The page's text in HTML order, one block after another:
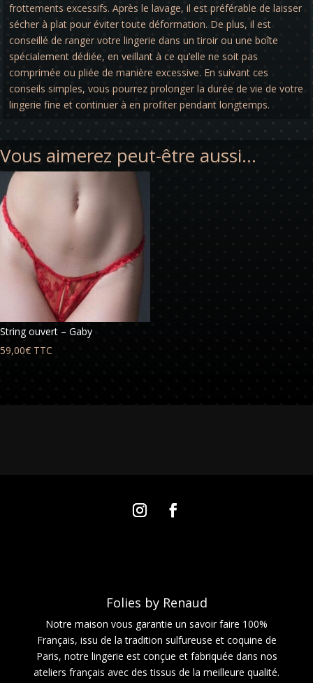
frottements excessifs. Après le lavage, il est préférable de laisser
sécher à plat pour éviter toute déformation. De plus, il est
conseillé de ranger votre lingerie dans un tiroir ou une boîte
spécialement dédiée, en veillant à ce qu’elle ne soit pas
comprimée ou pliée de manière excessive. En suivant ces
conseils simples, vous pourrez prolonger la durée de vie de votre
lingerie fine et continuer à en profiter pendant longtemps.
Vous aimerez peut-être aussi…
String ouvert – Gaby
59,00€ TTC
Folies by Renaud
Notre maison vous garantie un savoir faire 100%
Français, issu de la tradition sulfureuse et coquine de
Paris, notre lingerie est conçue et fabriquée dans nos
ateliers français avec des tissus de la meilleure qualité.